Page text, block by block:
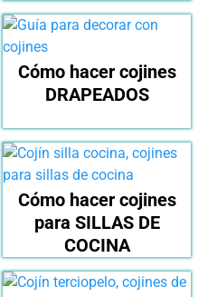
Cómo hacer cojines
DRAPEADOS
Cómo hacer cojines
para SILLAS DE
COCINA